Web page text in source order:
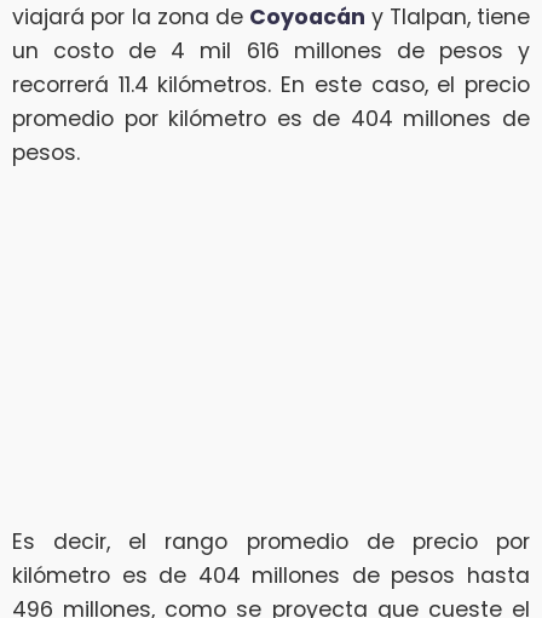
viajará por la zona de Coyoacán y Tlalpan, tiene
un costo de 4 mil 616 millones de pesos y
recorrerá 11.4 kilómetros. En este caso, el precio
promedio por kilómetro es de 404 millones de
pesos.
Es decir, el rango promedio de precio por
kilómetro es de 404 millones de pesos hasta
496 millones, como se proyecta que cueste el